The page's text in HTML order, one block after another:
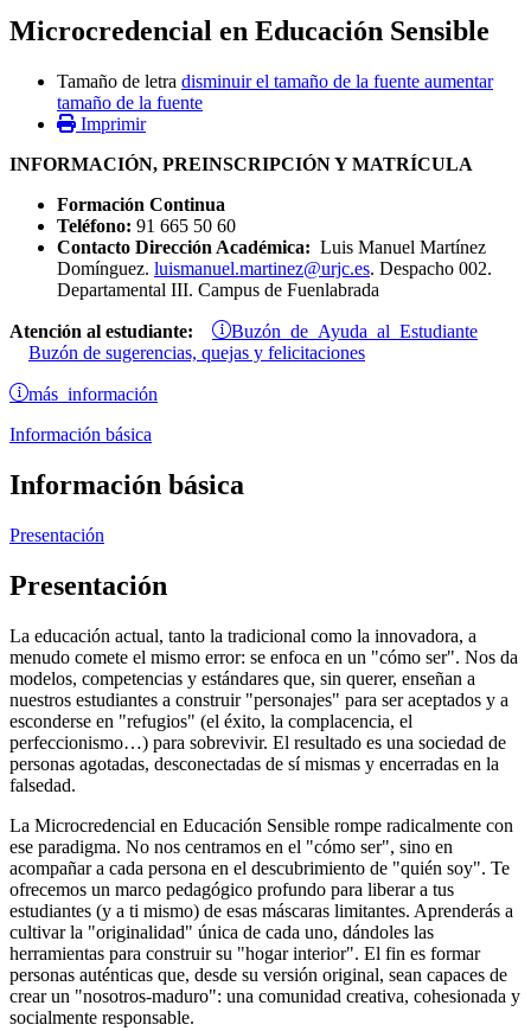
Microcredencial en Educación Sensible
Tamaño de letra disminuir el tamaño de la fuente aumentar
tamaño de la fuente
Imprimir
INFORMACIÓN, PREINSCRIPCIÓN Y MATRÍCULA
Formación Continua
Teléfono: 91 665 50 60
Contacto Dirección Académica: Luis Manuel Martínez
Domínguez. luismanuel.martinez@urjc.es. Despacho 002.
Departamental III. Campus de Fuenlabrada
Atención al estudiante: Buzón de Ayuda al Estudiante
Buzón de sugerencias, quejas y felicitaciones
más información
Información básica
Información básica
Presentación
Presentación
La educación actual, tanto la tradicional como la innovadora, a
menudo comete el mismo error: se enfoca en un "cómo ser". Nos da
modelos, competencias y estándares que, sin querer, enseñan a
nuestros estudiantes a construir "personajes" para ser aceptados y a
esconderse en "refugios" (el éxito, la complacencia, el
perfeccionismo…) para sobrevivir. El resultado es una sociedad de
personas agotadas, desconectadas de sí mismas y encerradas en la
falsedad.
La Microcredencial en Educación Sensible rompe radicalmente con
ese paradigma. No nos centramos en el "cómo ser", sino en
acompañar a cada persona en el descubrimiento de "quién soy". Te
ofrecemos un marco pedagógico profundo para liberar a tus
estudiantes (y a ti mismo) de esas máscaras limitantes. Aprenderás a
cultivar la "originalidad" única de cada uno, dándoles las
herramientas para construir su "hogar interior". El fin es formar
personas auténticas que, desde su versión original, sean capaces de
crear un "nosotros-maduro": una comunidad creativa, cohesionada y
socialmente responsable.